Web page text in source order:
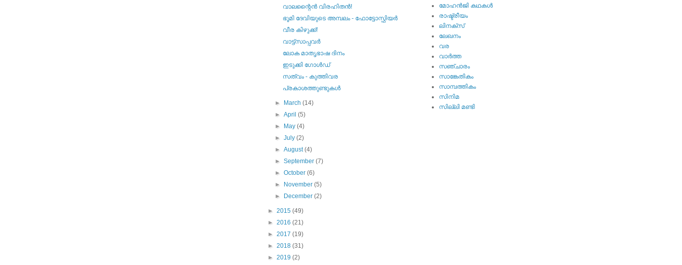
വാലന്റൈന്‍ വിരഹിതന്‍!
ഭൂമി ദേവിയുടെ അമ്പലം - ഫോട്ടോസ്ഫിയര്‍
വീര കിഴുക്ക്!
വാട്ട്‌സാപ്പവര്‍
ലോക മാതൃഭാഷ ദിനം
ഇടുക്കി ഗോള്‍ഡ്‌
സത്വം - കുത്തിവര
പ്രകാശത്തുണ്ടുകള്‍
► March(14)
►April(5)
►
May(4)
►July(2)
►August(4)
►September(7)
►October(6)
►
November(5)
►
December(2)
► 2015 (49)
► 2016 (21)
► 2017 (19)
► 2018 (31)
► 2019 (2)
മോഹന്‍ജി കഥകള്‍
രാഷ്ട്രീയം
ലിനക്സ്
ലേഖനം
വര
വാര്‍ത്ത
സഞ്ചാരം
സാങ്കേതികം
സാമ്പത്തികം
സിനിമ
സില്ലി മണ്ടി